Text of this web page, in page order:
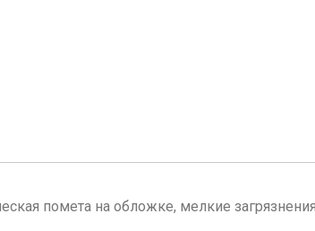
помета на обложке, мелкие